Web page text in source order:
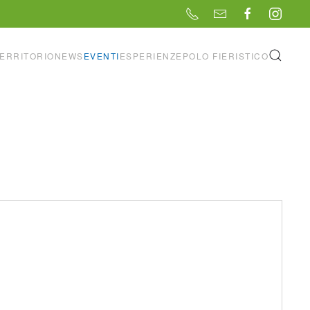
NEWSEVENTIESPERIENZE POLO FIERISTICO